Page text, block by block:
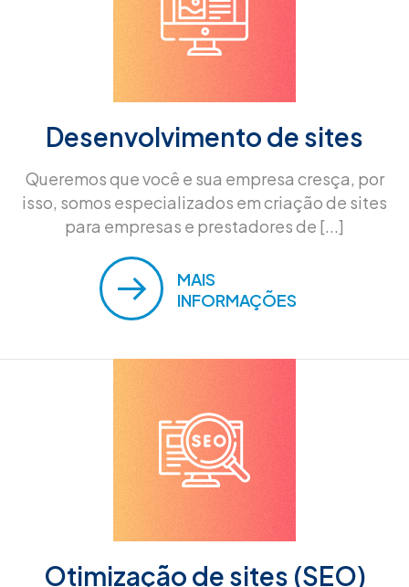
Desenvolvimento de sites
Queremos que você e sua empresa cresça, por
isso, somos especializados em criação de sites
para empresas e prestadores de [...]
MAIS
INFORMAÇÕES
Otimização de sites (SEO)